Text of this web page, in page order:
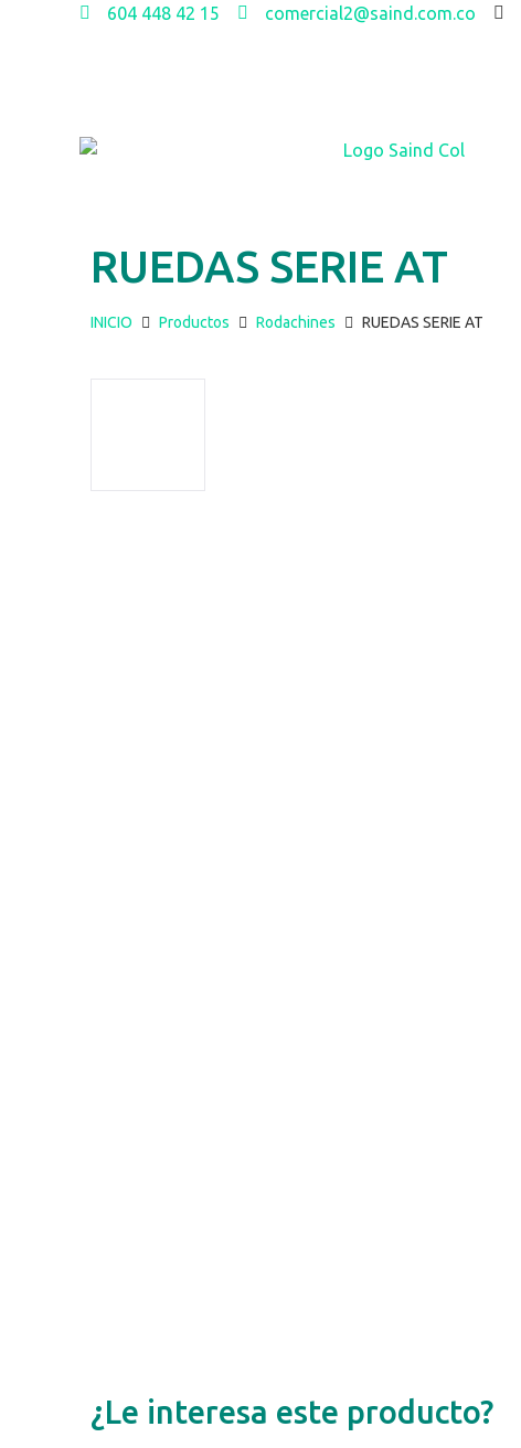
604 448 42 15 comercial2@saind.com.co
RUEDAS SERIE AT
INICIO Productos Rodachines RUEDAS SERIE AT
¿Le interesa este producto?